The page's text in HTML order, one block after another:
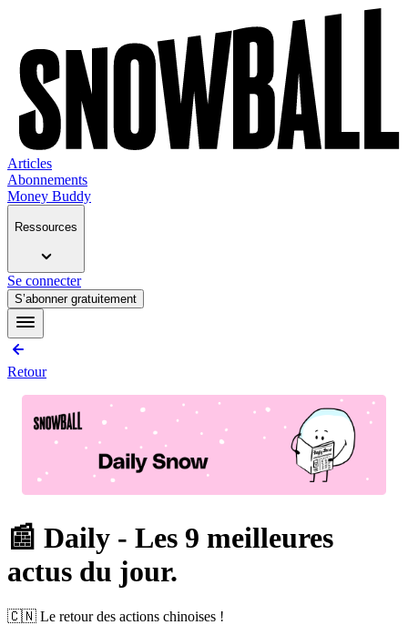
Articles
Abonnements
Money Buddy
Ressources
Se connecter
S’abonner gratuitement
Retour
📰 Daily - Les 9 meilleures
actus du jour.
🇨🇳 Le retour des actions chinoises !